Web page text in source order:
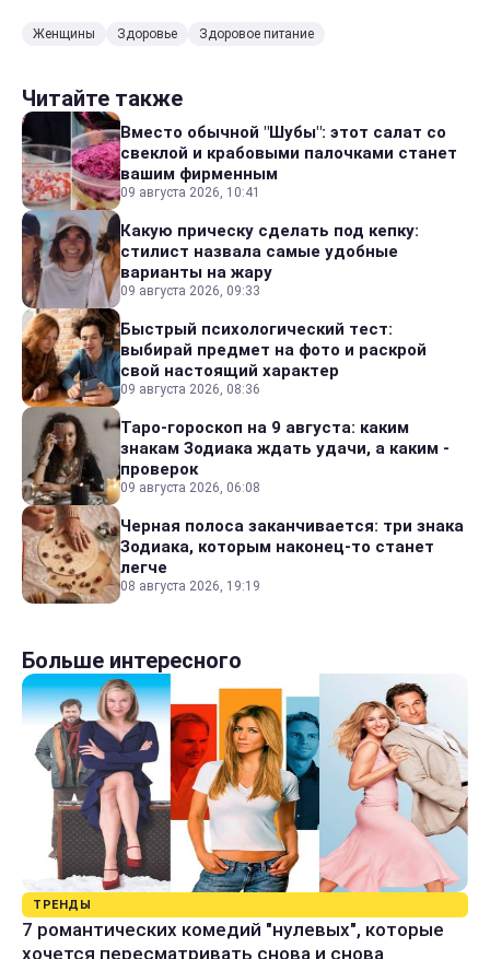
Женщины Здоровье Здоровое питание
Читайте также
Вместо обычной "Шубы": этот салат со
свеклой и крабовыми палочками станет
вашим фирменным
09 августа 2026, 10:41
Какую прическу сделать под кепку:
стилист назвала самые удобные
варианты на жару
09 августа 2026, 09:33
Быстрый психологический тест:
выбирай предмет на фото и раскрой
свой настоящий характер
09 августа 2026, 08:36
Таро-гороскоп на 9 августа: каким
знакам Зодиака ждать удачи, а каким -
проверок
09 августа 2026, 06:08
Черная полоса заканчивается: три знака
Зодиака, которым наконец-то станет
легче
08 августа 2026, 19:19
Больше интересного
ТРЕНДЫ
7 романтических комедий "нулевых", которые
хочется пересматривать снова и снова